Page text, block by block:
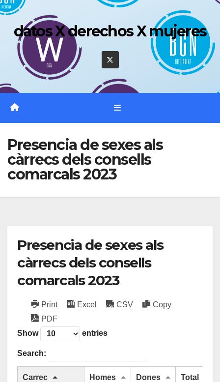
Saltar
contenido
datos X derechos X mujeres
Presencia de sexes als
càrrecs dels consells
comarcals 2023
Presencia de sexes als
càrrecs dels consells
comarcals 2023
Print Excel CSV
Copy
PDF
Show
entries
Search:
Carrec Homes Dones Total